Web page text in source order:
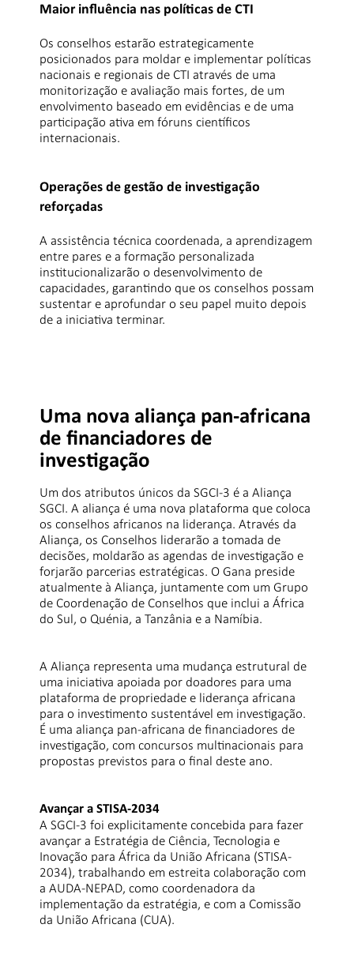
Maior influência nas políticas de CTI
Os conselhos estarão estrategicamente
posicionados para moldar e implementar políticas
nacionais e regionais de CTI através de uma
monitorização e avaliação mais fortes, de um
envolvimento baseado em evidências e de uma
participação ativa em fóruns científicos
internacionais.
Operações de gestão de investigação
reforçadas
A assistência técnica coordenada, a aprendizagem
entre pares e a formação personalizada
institucionalizarão o desenvolvimento de
capacidades, garantindo que os conselhos possam
sustentar e aprofundar o seu papel muito depois
de a iniciativa terminar.
Uma nova aliança pan-africana
de financiadores de
investigação
Um dos atributos únicos da SGCI-3 é a Aliança
SGCI. A aliança é uma nova plataforma que coloca
os conselhos africanos na liderança. Através da
Aliança, os Conselhos liderarão a tomada de
decisões, moldarão as agendas de investigação e
forjarão parcerias estratégicas. O Gana preside
atualmente à Aliança, juntamente com um Grupo
de Coordenação de Conselhos que inclui a África
do Sul, o Quénia, a Tanzânia e a Namíbia.
A Aliança representa uma mudança estrutural de
uma iniciativa apoiada por doadores para uma
plataforma de propriedade e liderança africana
para o investimento sustentável em investigação.
É uma aliança pan-africana de financiadores de
investigação, com concursos multinacionais para
propostas previstos para o final deste ano.
Avançar a STISA-2034
A SGCI-3 foi explicitamente concebida para fazer
avançar a Estratégia de Ciência, Tecnologia e
Inovação para África da União Africana (STISA-
2034), trabalhando em estreita colaboração com
a AUDA-NEPAD, como coordenadora da
implementação da estratégia, e com a Comissão
da União Africana (CUA).